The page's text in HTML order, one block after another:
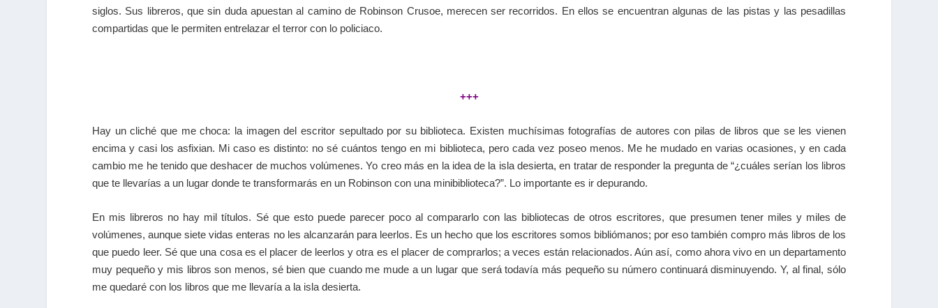
siglos. Sus libreros, que sin duda apuestan al camino de Robinson Crusoe, merecen ser recorridos. En ellos se encuentran algunas de las pistas y las pesadillas
compartidas que le permiten entrelazar el terror con lo policiaco.
+++
Hay un cliché que me choca: la imagen del escritor sepultado por su biblioteca. Existen muchísimas fotografías de autores con pilas de libros que se les vienen
encima y casi los asfixian. Mi caso es distinto: no sé cuántos tengo en mi biblioteca, pero cada vez poseo menos. Me he mudado en varias ocasiones, y en cada
cambio me he tenido que deshacer de muchos volúmenes. Yo creo más en la idea de la isla desierta, en tratar de responder la pregunta de “¿cuáles serían los libros
que te llevarías a un lugar donde te transformarás en un Robinson con una minibiblioteca?”. Lo importante es ir depurando.
En mis libreros no hay mil títulos. Sé que esto puede parecer poco al compararlo con las bibliotecas de otros escritores, que presumen tener miles y miles de
volúmenes, aunque siete vidas enteras no les alcanzarán para leerlos. Es un hecho que los escritores somos bibliómanos; por eso también compro más libros de los
que puedo leer. Sé que una cosa es el placer de leerlos y otra es el placer de comprarlos; a veces están relacionados. Aún así, como ahora vivo en un departamento
muy pequeño y mis libros son menos, sé bien que cuando me mude a un lugar que será todavía más pequeño su número continuará disminuyendo. Y, al final, sólo
me quedaré con los libros que me llevaría a la isla desierta.